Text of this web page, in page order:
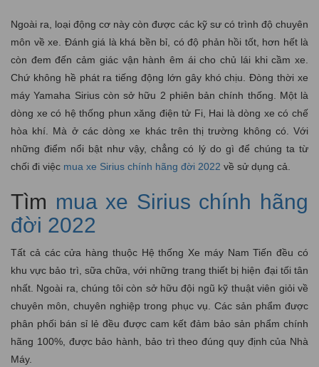
Ngoài ra, loại động cơ này còn được các kỹ sư có trình độ chuyên
môn về xe. Đánh giá là khá bền bỉ, có độ phản hồi tốt, hơn hết là
còn đem đến cảm giác vận hành êm ái cho chủ lái khi cầm xe.
Chứ không hề phát ra tiếng động lớn gây khó chịu. Đòng thời xe
máy Yamaha Sirius còn sở hữu 2 phiên bản chính thống. Một là
dòng xe có hệ thống phun xăng điện tử Fi, Hai là dòng xe có chế
hòa khí. Mà ở các dòng xe khác trên thị trường không có. Với
những điểm nổi bật như vậy, chẳng có lý do gì để chúng ta từ
chối đi việc mua xe Sirius chính hãng đời 2022 về sử dụng cả.
Tìm mua xe Sirius chính hãng
đời 2022
Tất cả các cửa hàng thuộc Hệ thống Xe máy Nam Tiến đều có
khu vực bảo trì, sữa chữa, với những trang thiết bị hiện đại tối tân
nhất. Ngoài ra, chúng tôi còn sở hữu đội ngũ kỹ thuật viên giỏi về
chuyên môn, chuyên nghiệp trong phục vụ. Các sản phẩm được
phân phối bán sỉ lẻ đều được cam kết đảm bảo sản phẩm chính
hãng 100%, được bảo hành, bảo trì theo đúng quy định của Nhà
Máy.